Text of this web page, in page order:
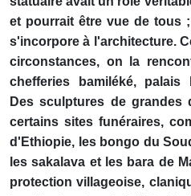
et pourrait être vue de tous
s'incorpore à l'architecture.
circonstances, on la
chefferies bamiléké, palais
Des sculptures de grandes
certains sites funéraires,
d'Ethiopie, les bongo du
les sakalava et les bara de
protection villageoise,